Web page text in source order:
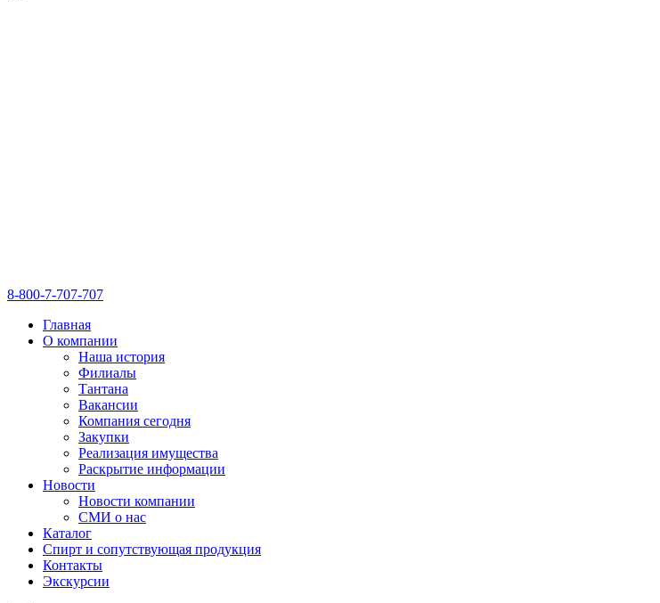
8-800-7-707-707
Главная
О компании
Наша история
Филиалы
Тантана
Вакансии
Компания сегодня
Закупки
Реализация имущества
Раскрытие информации
Новости
Новости компании
СМИ о нас
Каталог
Спирт и сопутствующая продукция
Контакты
Экскурсии